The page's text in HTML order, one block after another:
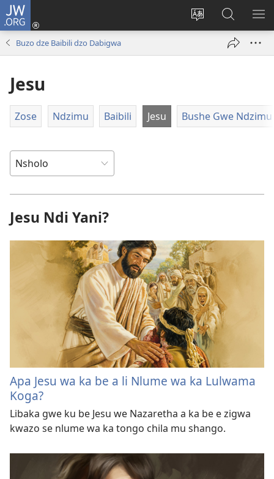
JW.ORG
Change
language
Ngina
(opens
Shaka
Zwithu
mu
Buzo dze Baibili dzo Dabigwa
Jesu
Zose Ndzimu Baibili Jesu Bushe Gwe Ndzimu
Jesu Ndi Yani?
Apa Jesu wa ka be a li Nlume wa ka Lulwama
Koga?
Libaka gwe ku be Jesu we Nazaretha a ka be e zigwa
kwazo se nlume wa ka tongo chila mu shango.